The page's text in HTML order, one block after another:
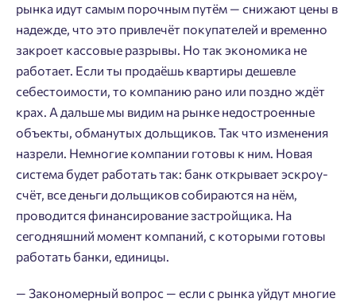
рынка идут самым порочным путём — снижают цены в
надежде, что это привлечёт покупателей и временно
закроет кассовые разрывы. Но так экономика не
работает. Если ты продаёшь квартиры дешевле
себестоимости, то компанию рано или поздно ждёт
крах. А дальше мы видим на рынке недостроенные
объекты, обманутых дольщиков. Так что изменения
назрели. Немногие компании готовы к ним. Новая
система будет работать так: банк открывает эскроу-
счёт, все деньги дольщиков собираются на нём,
проводится финансирование застройщика. На
сегодняшний момент компаний, с которыми готовы
работать банки, единицы.
— Закономерный вопрос — если с рынка уйдут многие